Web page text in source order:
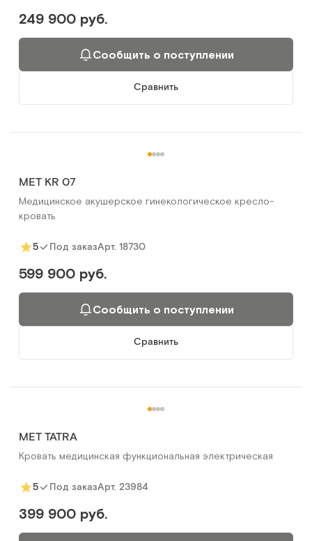
249 900 руб.
Сообщить о поступлении
Сравнить
MET KR 07
Медицинское акушерское гинекологическое кресло-
кровать
5 Под заказАрт. 18730
599 900 руб.
Сообщить о поступлении
Сравнить
MET TATRA
Кровать медицинская функциональная электрическая
5 Под заказАрт. 23984
399 900 руб.